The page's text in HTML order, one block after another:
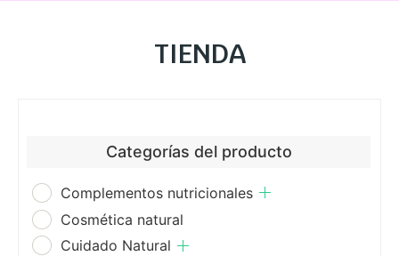
TIENDA
Categorías del producto
Complementos nutricionales
Cosmética natural
Cuidado Natural